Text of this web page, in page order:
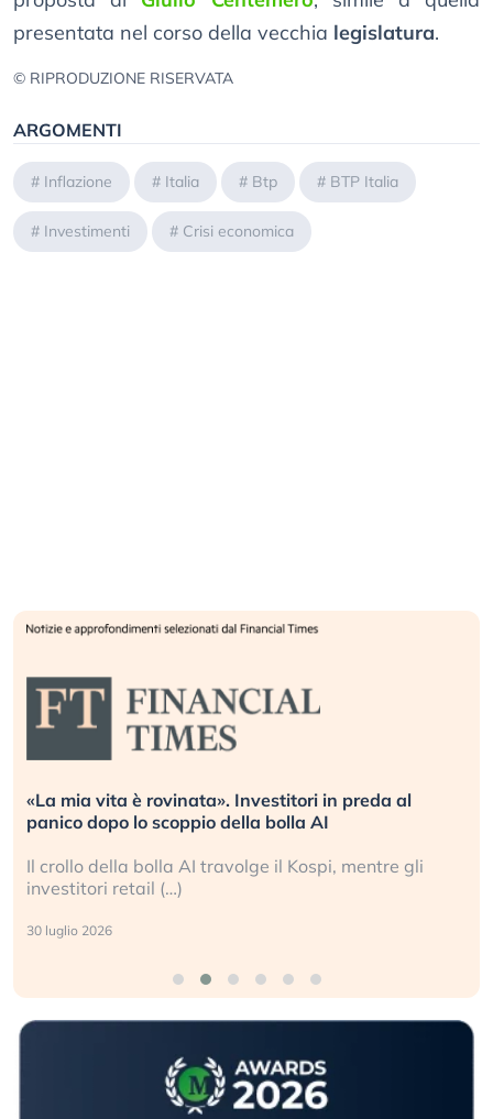
presentata nel corso della vecchia legislatura.
© RIPRODUZIONE RISERVATA
ARGOMENTI
# Inflazione # Italia # Btp # BTP Italia
# Investimenti # Crisi economica
mia vita è rovinata». Investitori in preda al
dopo lo scoppio della bolla AI
della bolla AI travolge il Kospi, mentre gli
retail (…)
2026